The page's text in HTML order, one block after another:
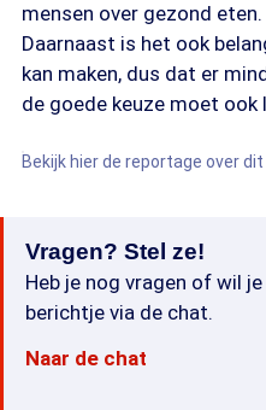
mensen over gezond
Daarnaast is het ook
kan maken, dus dat er
de goede keuze moet ook
Bekijk hier de reportage over
Vragen? Stel ze!
Heb je nog vragen of wil
berichtje via de chat.
Naar de chat